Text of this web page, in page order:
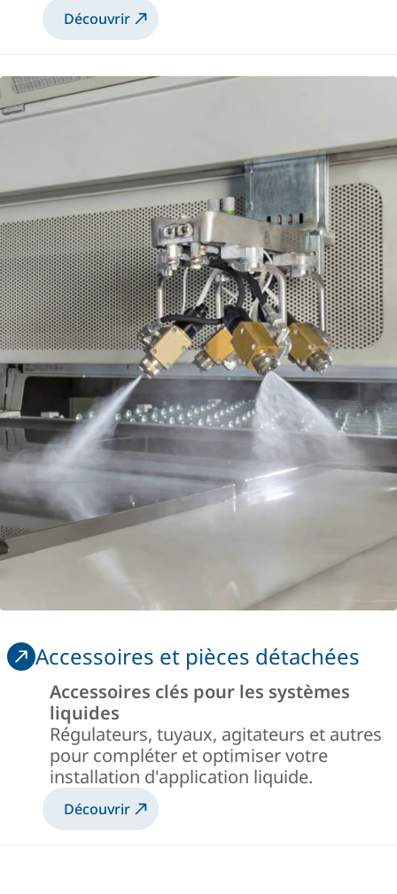
Découvrir
Accessoires et pièces détachées
Accessoires clés pour les systèmes
liquides
Régulateurs, tuyaux, agitateurs et autres
pour compléter et optimiser votre
installation d'application liquide.
Découvrir